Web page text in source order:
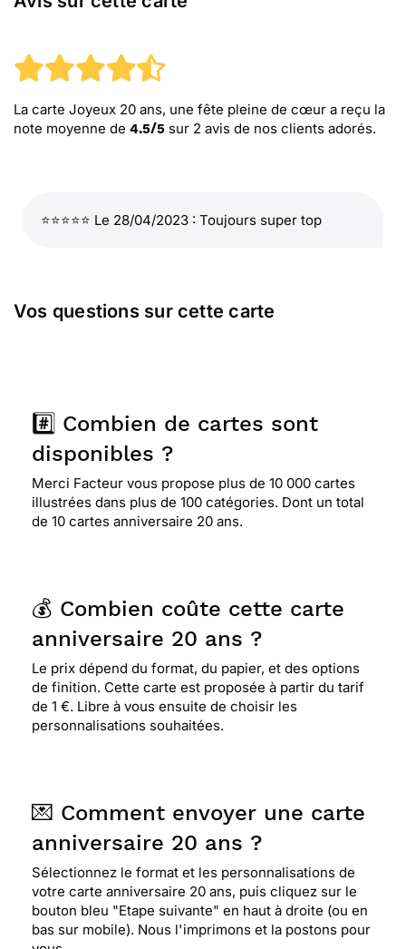
La carte Joyeux 20 ans, une fête pleine de cœur a reçu la
note moyenne de 4.5/5 sur 2 avis de nos clients adorés.
⭐⭐⭐⭐⭐ Le 28/04/2023 : Toujours super top
Vos questions sur cette carte
#️⃣ Combien de cartes sont
disponibles ?
Merci Facteur vous propose plus de 10 000 cartes
illustrées dans plus de 100 catégories. Dont un total
de 10 cartes anniversaire 20 ans.
💰 Combien coûte cette carte
anniversaire 20 ans ?
Le prix dépend du format, du papier, et des options
de finition. Cette carte est proposée à partir du tarif
de 1 €. Libre à vous ensuite de choisir les
personnalisations souhaitées.
💌 Comment envoyer une carte
anniversaire 20 ans ?
Sélectionnez le format et les personnalisations de
votre carte anniversaire 20 ans, puis cliquez sur le
bouton bleu "Etape suivante" en haut à droite (ou en
bas sur mobile). Nous l'imprimons et la postons pour